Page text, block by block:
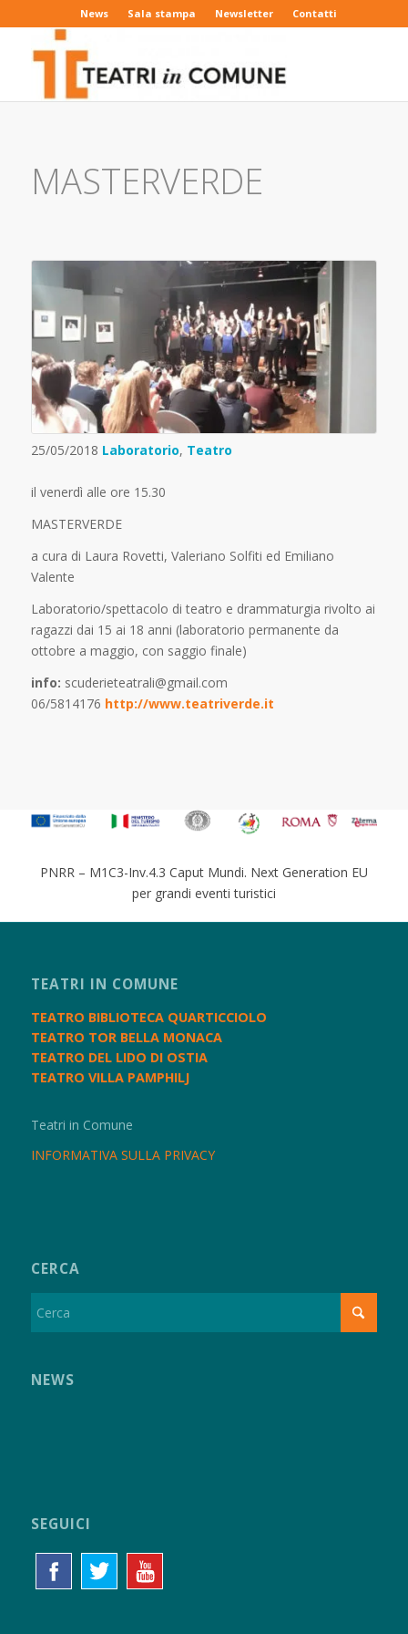
News Sala stampa Newsletter Contatti
MASTERVERDE
25/05/2018 Laboratorio, Teatro
il venerdì alle ore 15.30
MASTERVERDE
a cura di Laura Rovetti, Valeriano Solfiti ed Emiliano
Valente
Laboratorio/spettacolo di teatro e drammaturgia rivolto ai
ragazzi dai 15 ai 18 anni (laboratorio permanente da
ottobre a maggio, con saggio finale)
info: scuderieteatrali@gmail.com
06/5814176 http://www.teatriverde.it
PNRR – M1C3-Inv.4.3 Caput Mundi. Next Generation EU
per grandi eventi turistici
TEATRI IN COMUNE
TEATRO BIBLIOTECA QUARTICCIOLO
TEATRO TOR BELLA MONACA
TEATRO DEL LIDO DI OSTIA
TEATRO VILLA PAMPHILJ
Teatri in Comune
INFORMATIVA SULLA PRIVACY
CERCA
NEWS
SEGUICI